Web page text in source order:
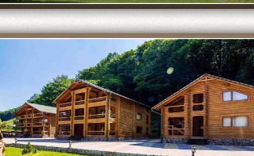
пропонуємо відвідати музеї та історичні